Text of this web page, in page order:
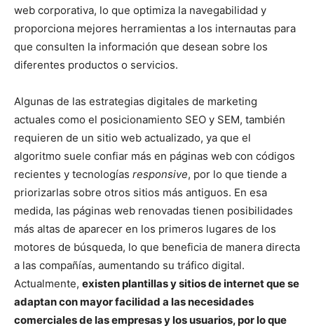
web corporativa, lo que optimiza la navegabilidad y
proporciona mejores herramientas a los internautas para
que consulten la información que desean sobre los
diferentes productos o servicios.
Algunas de las estrategias digitales de marketing
actuales como el posicionamiento SEO y SEM, también
requieren de un sitio web actualizado, ya que el
algoritmo suele confiar más en páginas web con códigos
recientes y tecnologías responsive, por lo que tiende a
priorizarlas sobre otros sitios más antiguos. En esa
medida, las páginas web renovadas tienen posibilidades
más altas de aparecer en los primeros lugares de los
motores de búsqueda, lo que beneficia de manera directa
a las compañías, aumentando su tráfico digital.
Actualmente, existen plantillas y sitios de internet que se
adaptan con mayor facilidad a las necesidades
comerciales de las empresas y los usuarios, por lo que